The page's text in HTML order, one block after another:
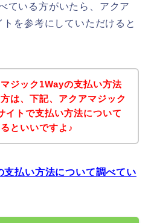
ている方がいたら、アクア
を参考にしていただけると
ジック1Wayの支払い方法
は、下記、アクアマジック
イトで支払い方法について
といいですよ♪
支払い方法について調べてい